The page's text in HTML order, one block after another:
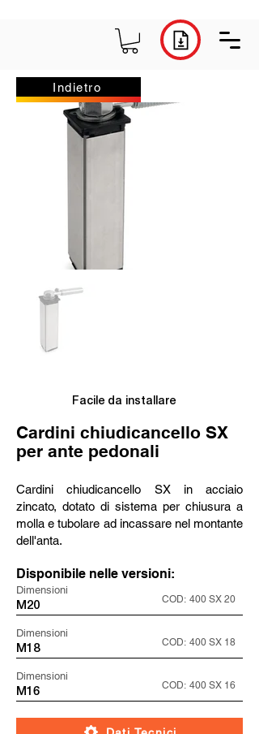
Indietro
Facile da installare
Cardini chiudicancello SX
per ante pedonali
Cardini chiudicancello SX in acciaio
zincato, dotato di sistema per chiusura a
molla e tubolare ad incassare nel montante
dell'anta.
Disponibile nelle versioni:
Dimensioni
M20
COD: 400 SX 20
Dimensioni
M18
COD: 400 SX 18
Dimensioni
M16
COD: 400 SX 16